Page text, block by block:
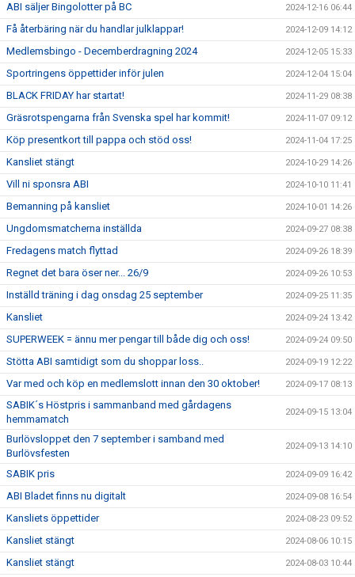
ABI säljer Bingolotter på BC 2024-12-16 06:44
Få återbäring när du handlar julklappar! 2024-12-09 14:12
Medlemsbingo - Decemberdragning 2024 2024-12-05 15:33
Sportringens öppettider inför julen 2024-12-04 15:04
BLACK FRIDAY har startat! 2024-11-29 08:38
Gräsrotspengarna från Svenska spel har kommit! 2024-11-07 09:12
Köp presentkort till pappa och stöd oss! 2024-11-04 17:25
Kansliet stängt 2024-10-29 14:26
Vill ni sponsra ABI 2024-10-10 11:41
Bemanning på kansliet 2024-10-01 14:26
Ungdomsmatcherna inställda 2024-09-27 08:38
Fredagens match flyttad 2024-09-26 18:39
Regnet det bara öser ner... 26/9 2024-09-26 10:53
Inställd träning i dag onsdag 25 september 2024-09-25 11:35
Kansliet 2024-09-24 13:42
SUPERWEEK = ännu mer pengar till både dig och oss! 2024-09-24 09:50
Stötta ABI samtidigt som du shoppar loss.. 2024-09-19 12:22
Var med och köp en medlemslott innan den 30 oktober! 2024-09-17 08:13
SABIK´s Höstpris i sammanband med gårdagens
hemmamatch
2024-09-15 13:04
Burlövsloppet den 7 september i samband med
Burlövsfesten
2024-09-13 14:10
SABIK pris 2024-09-09 16:42
ABI Bladet finns nu digitalt 2024-09-08 16:54
Kansliets öppettider 2024-08-23 09:52
Kansliet stängt 2024-08-06 10:15
Kansliet stängt 2024-08-03 10:44